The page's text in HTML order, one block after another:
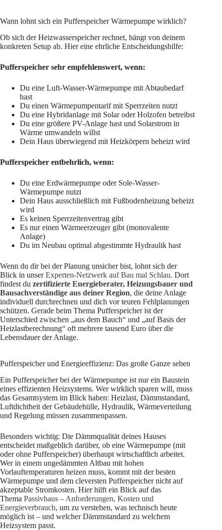
Wann lohnt sich ein Pufferspeicher Wärmepumpe wirklich?
Ob sich der Heizwasserspeicher rechnet, hängt von deinem
konkreten Setup ab. Hier eine ehrliche Entscheidungshilfe:
Pufferspeicher sehr empfehlenswert, wenn:
Du eine Luft-Wasser-Wärmepumpe mit Abtaubedarf
hast
Du einen Wärmepumpentarif mit Sperrzeiten nutzt
Du eine Hybridanlage mit Solar oder Holzofen betreibst
Du eine größere PV-Anlage hast und Solarstrom in
Wärme umwandeln willst
Dein Haus überwiegend mit Heizkörpern beheizt wird
Pufferspeicher entbehrlich, wenn:
Du eine Erdwärmepumpe oder Sole-Wasser-
Wärmepumpe nutzt
Dein Haus ausschließlich mit Fußbodenheizung beheizt
wird
Es keinen Sperrzeitenvertrag gibt
Es nur einen Wärmeerzeuger gibt (monovalente
Anlage)
Du im Neubau optimal abgestimmte Hydraulik hast
Wenn du dir bei der Planung unsicher bist, lohnt sich der
Blick in unserExperten-Netzwerk auf Bau mal Schlau. Dort
findest du zertifizierte Energieberater, Heizungsbauer und
Bausachverständige aus deiner Region, die deine Anlage
individuell durchrechnen und dich vor teuren Fehlplanungen
schützen. Gerade beim Thema Pufferspeicher ist der
Unterschied zwischen „aus dem Bauch“ und „auf Basis der
Heizlastberechnung“ oft mehrere tausend Euro über die
Lebensdauer der Anlage.
Pufferspeicher und Energieeffizienz: Das große Ganze sehen
Ein Pufferspeicher bei der Wärmepumpe ist nur ein Baustein
eines effizienten Heizsystems. Wer wirklich sparen will, muss
das Gesamtsystem im Blick haben: Heizlast, Dämmstandard,
Luftdichtheit der Gebäudehülle, Hydraulik, Wärmeverteilung
und Regelung müssen zusammenpassen.
Besonders wichtig: Die Dämmqualität deines Hauses
entscheidet maßgeblich darüber, ob eine Wärmepumpe (mit
oder ohne Pufferspeicher) überhaupt wirtschaftlich arbeitet.
Wer in einem ungedämmten Altbau mit hohen
Vorlauftemperaturen heizen muss, kommt mit der besten
Wärmepumpe und dem cleversten Pufferspeicher nicht auf
akzeptable Stromkosten. Hier hilft ein Blick auf das
Thema Passivhaus – Anforderungen, Kosten und
Energieverbrauch, um zu verstehen, was technisch heute
möglich ist – und welcher Dämmstandard zu welchem
Heizsystem passt.